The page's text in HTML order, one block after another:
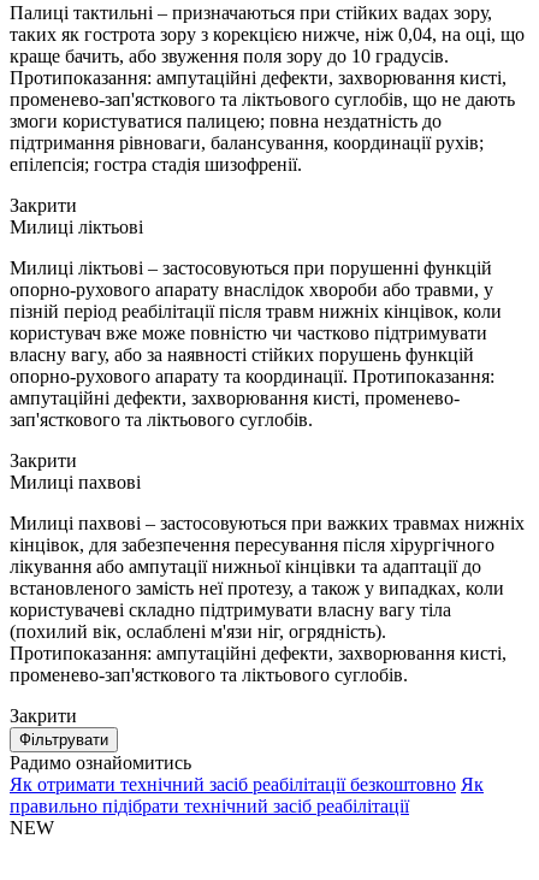
Палиці тактильні – призначаються при стійких вадах зору,
таких як гострота зору з корекцією нижче, ніж 0,04, на оці, що
краще бачить, або звуження поля зору до 10 градусів.
Протипоказання: ампутаційні дефекти, захворювання кисті,
променево-зап'ясткового та ліктьового суглобів, що не дають
змоги користуватися палицею; повна нездатність до
підтримання рівноваги, балансування, координації рухів;
епілепсія; гостра стадія шизофренії.
Закрити
Милиці ліктьові
Милиці ліктьові – застосовуються при порушенні функцій
опорно-рухового апарату внаслідок хвороби або травми, у
пізній період реабілітації після травм нижніх кінцівок, коли
користувач вже може повністю чи частково підтримувати
власну вагу, або за наявності стійких порушень функцій
опорно-рухового апарату та координації. Протипоказання:
ампутаційні дефекти, захворювання кисті, променево-
зап'ясткового та ліктьового суглобів.
Закрити
Милиці пахвові
Милиці пахвові – застосовуються при важких травмах нижніх
кінцівок, для забезпечення пересування після хірургічного
лікування або ампутації нижньої кінцівки та адаптації до
встановленого замість неї протезу, а також у випадках, коли
користувачеві складно підтримувати власну вагу тіла
(похилий вік, ослаблені м'язи ніг, огрядність).
Протипоказання: ампутаційні дефекти, захворювання кисті,
променево-зап'ясткового та ліктьового суглобів.
Закрити
Фільтрувати
Радимо ознайомитись
Як отримати технічний засіб реабілітації безкоштовно Як
правильно підібрати технічний засіб реабілітації
NEW